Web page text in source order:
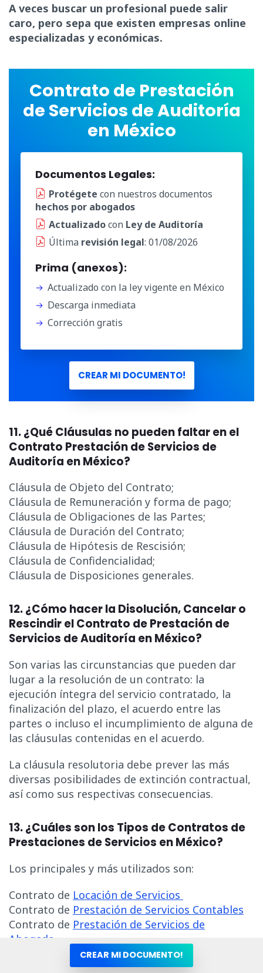
A veces buscar un profesional puede salir
caro, pero sepa que existen empresas online
especializadas y económicas.
Contrato de Prestación
de Servicios de Auditoría
en México
Documentos Legales:
Protégete con nuestros documentos
hechos por abogados
Actualizadocon Ley de Auditoría
Última revisión legal: 01/08/2026
Prima (anexos):
Actualizado con la ley vigente en México
Descarga inmediata
Corrección gratis
CREAR MI DOCUMENTO!
11. ¿Qué Cláusulas no pueden faltar en el
Contrato Prestación de Servicios de
Auditoría en México?
Cláusula de Objeto del Contrato;
Cláusula de Remuneración y forma de pago;
Cláusula de Obligaciones de las Partes;
Cláusula de Duración del Contrato;
Cláusula de Hipótesis de Rescisión;
Cláusula de Confidencialidad;
Cláusula de Disposiciones generales.
12. ¿Cómo hacer la Disolución, Cancelar o
Rescindir el Contrato de Prestación de
Servicios de Auditoría en México?
Son varias las circunstancias que pueden dar
lugar a la resolución de un contrato: la
ejecución íntegra del servicio contratado, la
finalización del plazo, el acuerdo entre las
partes o incluso el incumplimiento de alguna de
las cláusulas contenidas en el acuerdo.
La cláusula resolutoria debe prever las más
diversas posibilidades de extinción contractual,
así como sus respectivas consecuencias.
13. ¿Cuáles son los Tipos de Contratos de
Prestaciones de Servicios en México?
Los principales y más utilizados son:
Contrato de Locación de Servicios
Contrato de Prestación de Servicios Contables
Contrato de Prestación de Servicios de
Abogado
Prestación de Servicios de
CREAR MI DOCUMENTO!